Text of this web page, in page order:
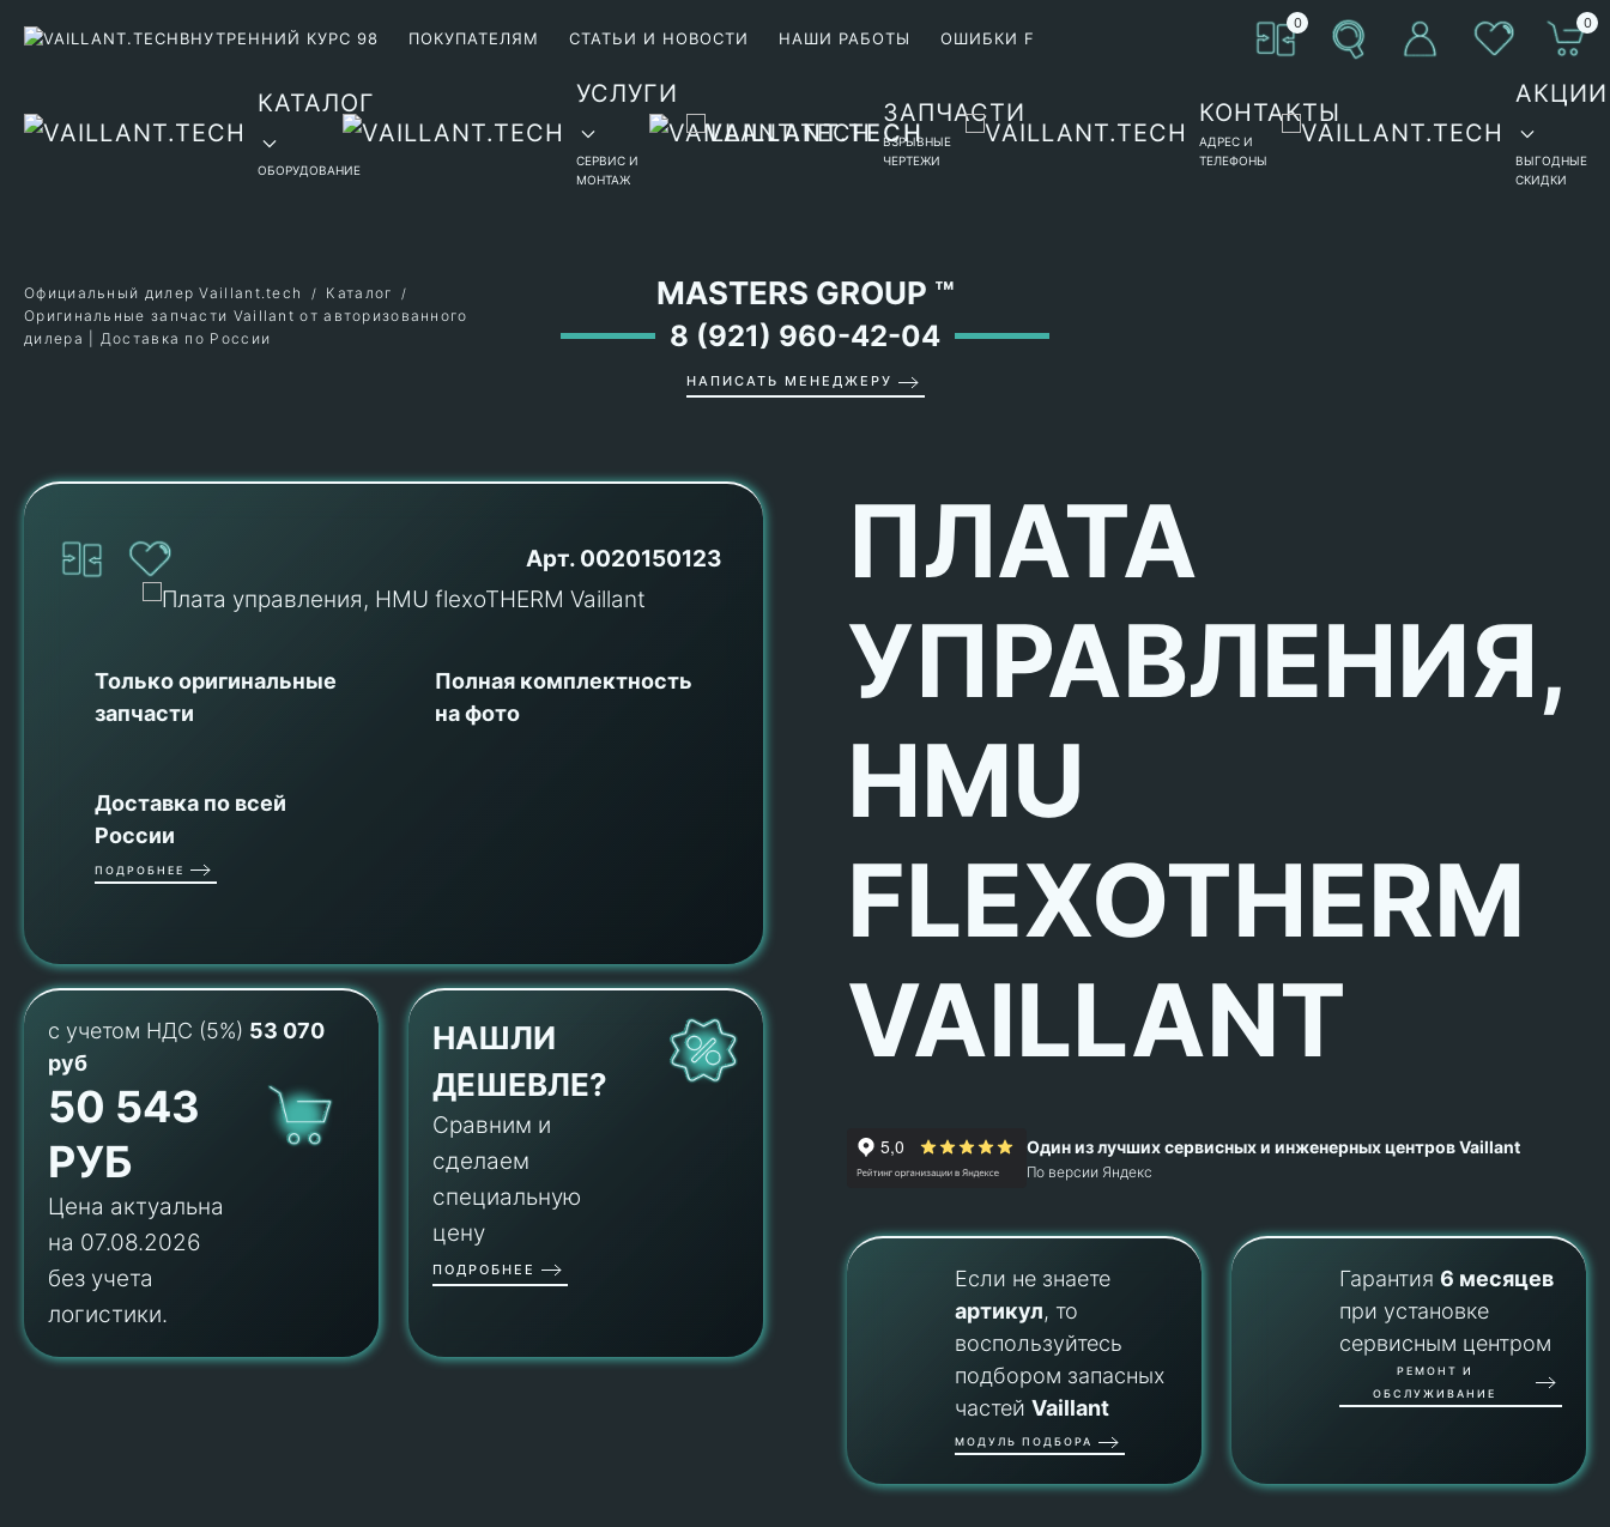
ВНУТРЕННИЙ КУРС 98 ПОКУПАТЕЛЯМ СТАТЬИ И НОВОСТИ НАШИ РАБОТЫ ОШИБКИ F
0 0
КАТАЛОГ
ОБОРУДОВАНИЕ
УСЛУГИ
СЕРВИС И
МОНТАЖ
ЗАПЧАСТИ
ВЗРЫВНЫЕ
ЧЕРТЕЖИ
КОНТАКТЫ
АДРЕС И
ТЕЛЕФОНЫ
АКЦИИ
ВЫГОДНЫЕ
СКИДКИ
MASTERS GROUP ™
8 (921) 960-42-04
НАПИСАТЬ МЕНЕДЖЕРУ
Официальный дилер Vaillant.tech
Каталог
Оригинальные запчасти Vaillant от авторизованного
дилера | Доставка по России
Арт. 0020150123
Только оригинальные
запчасти
Полная комплектность
на фото
Доставка по всей
России
ПОДРОБНЕЕ
с учетом НДС (5%) 53 070
руб
50 543
РУБ
Цена актуальна
на 07.08.2026
без учета
логистики.
НАШЛИ
ДЕШЕВЛЕ?
Сравним и
сделаем
специальную
цену
ПОДРОБНЕЕ
ПЛАТА
УПРАВЛЕНИЯ,
HMU
FLEXOTHERM
VAILLANT
Один из лучших сервисных и инженерных центров Vaillant
По версии Яндекс
Если не знаете
артикул, то
воспользуйтесь
подбором запасных
частейVaillant
МОДУЛЬ ПОДБОРА
Гарантия6 месяцев
при установке
сервисным центром
РЕМОНТ И
ОБСЛУЖИВАНИЕ